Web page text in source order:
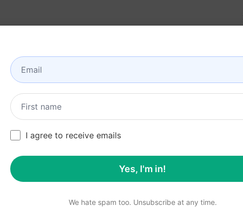
정보
2,616
0 1,703
요약
I agree to receive emails
Yes, I'm in!
We hate spam too. Unsubscribe at any time.